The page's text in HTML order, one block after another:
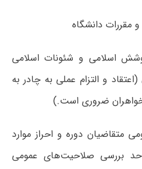
مقررات دانشگاه
اسلامی و شئونات اسلامی
و التزام عملی به چادر به
ضروری است.)
دوره و احراز موارد
بررسی صلاحیت‌های عمومی